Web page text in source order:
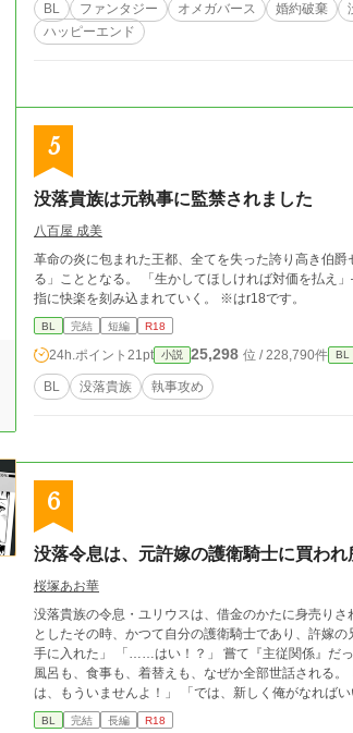
BL ファンタジー オメガバース 婚約破棄
ハッピーエンド
5
没落貴族は元執事に監禁されました
八百屋 成美
革命の炎に包まれた王都、全てを失った誇り高き伯
る」こととなる。 「生かしてほしければ対価を払え
指に快楽を刻み込まれていく。 ※はr18です。
BL 完結 短編 R18
24h.ポイント 21pt 小説 25,298 位 / 228,790件 BL
BL 没落貴族 執事攻め
6
没落令息は、元許嫁の護衛騎士に買われ
桜塚あお華
没落貴族の令息・ユリウスは、借金のかたに身売り
としたその時、かつて自分の護衛騎士であり、許嫁の兄でもあった男・カインが
手に入れた」 「……はい！？」 嘗て『主従関係』だった二人。 だが今では立場逆転、ユリウスはカインの屋敷でお世話される側に。
風呂も、食事も、着替えも、なぜか全部世話される。 しか
は、もういませんよ！」 「では、新しく俺がなればいい」 ──ツッコミどころ満載の没落令息×元護衛騎士の再会劇。 誇り
BL 完結 長編 R18